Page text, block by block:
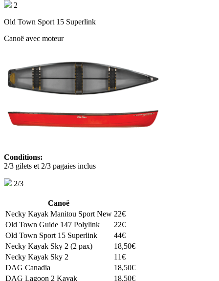
2
Old Town Sport 15 Superlink
Canoë avec moteur
Conditions:
2/3 gilets et 2/3 pagaies inclus
2/3
Canoë
Necky Kayak Manitou Sport New 22€
Old Town Guide 147 Polylink
22€
Old Town Sport 15 Superlink
44€
Necky Kayak Sky 2 (2 pax)
18,50€
Necky Kayak Sky 2
11€
DAG Canadia
18,50€
DAG Lagoon 2 Kayak
18,50€